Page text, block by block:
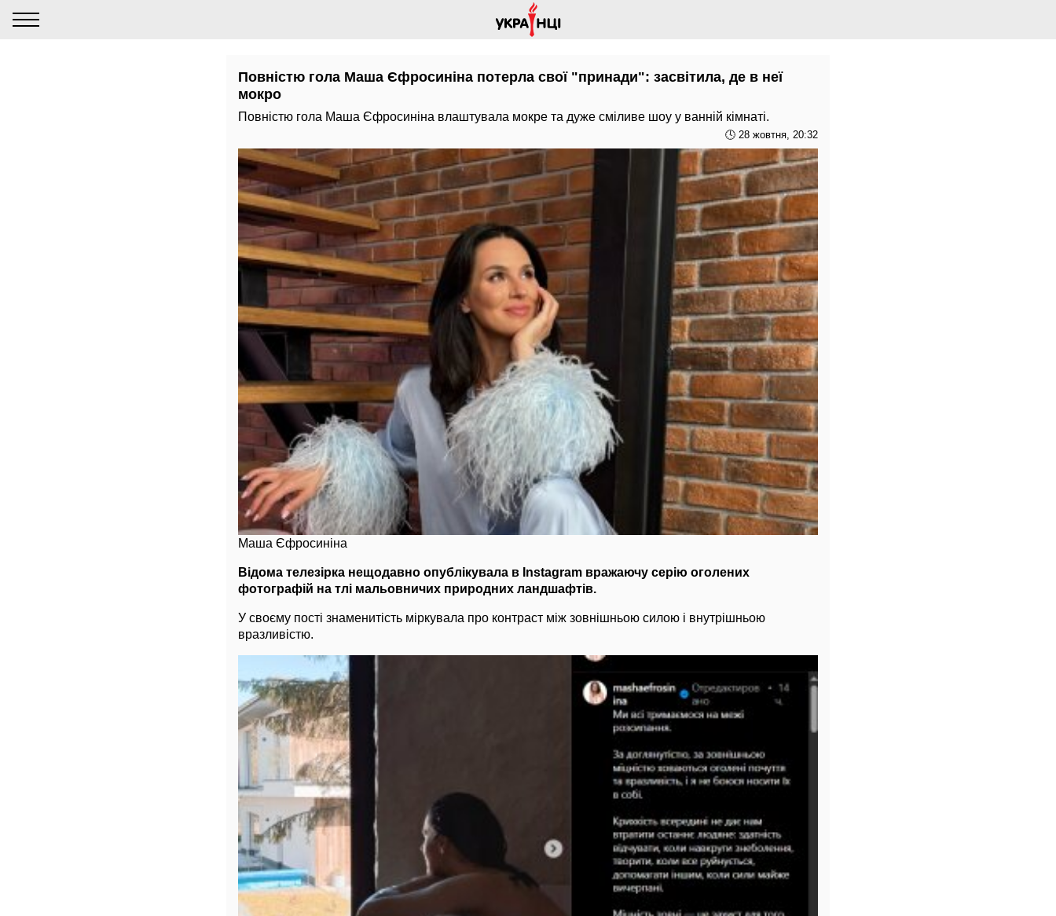
Повністю гола Маша Єфросиніна потерла свої "принади": засвітила, де в неї
мокро
Повністю гола Маша Єфросиніна влаштувала мокре та дуже сміливе шоу у ванній кімнаті.
🕓 28 жовтня, 20:32
Маша Єфросиніна
Відома телезірка нещодавно опублікувала в Instagram вражаючу серію оголених
фотографій на тлі мальовничих природних ландшафтів.
У своєму пості знаменитість міркувала про контраст між зовнішньою силою і внутрішньою
вразливістю.